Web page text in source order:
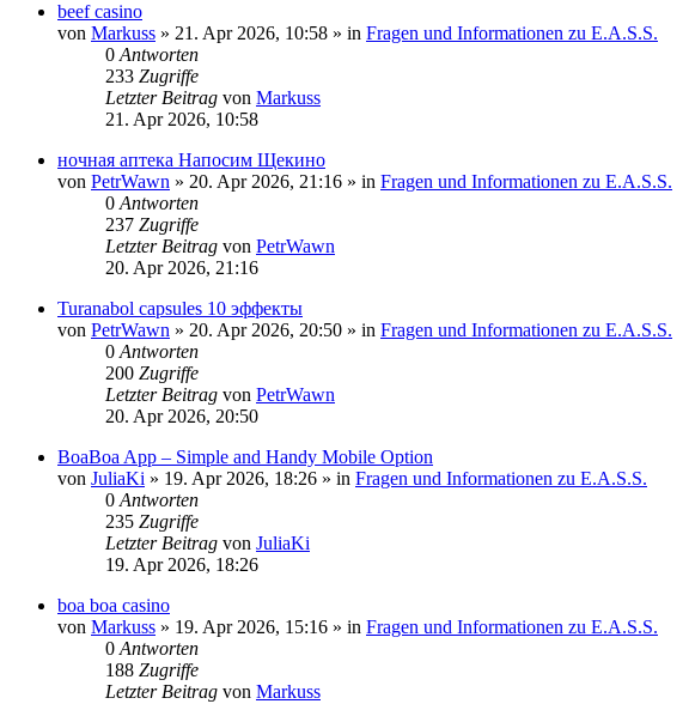
beef casino
von Markuss » 21. Apr 2026, 10:58 » in Fragen und Informationen zu E.A.S.S.
0Antworten
233 Zugriffe
Letzter Beitrag von Markuss
21. Apr 2026, 10:58
ночная аптека Напосим Щекино
von PetrWawn » 20. Apr 2026, 21:16 » in Fragen und Informationen zu E.A.S.S.
0Antworten
237 Zugriffe
Letzter Beitrag von PetrWawn
20. Apr 2026, 21:16
Turanabol capsules 10 эффекты
von PetrWawn » 20. Apr 2026, 20:50 » in Fragen und Informationen zu E.A.S.S.
0Antworten
200 Zugriffe
Letzter Beitrag von PetrWawn
20. Apr 2026, 20:50
BoaBoa App – Simple and Handy Mobile Option
von JuliaKi » 19. Apr 2026, 18:26 » in Fragen und Informationen zu E.A.S.S.
0Antworten
235 Zugriffe
Letzter Beitrag von JuliaKi
19. Apr 2026, 18:26
boa boa casino
von Markuss » 19. Apr 2026, 15:16 » in Fragen und Informationen zu E.A.S.S.
0Antworten
188 Zugriffe
Letzter Beitrag von Markuss